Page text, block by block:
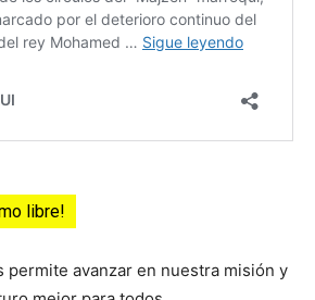
libre!
permite avanzar en nuestra misión y